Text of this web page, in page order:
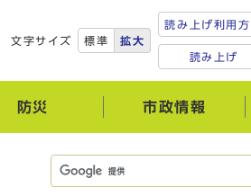
文字サイズ 標準 拡大
読み上げ利用
読み上げ
防災 市政情報